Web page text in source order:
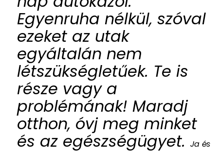
Egyenruha nélkül, szóval
ezeket az utak
egyáltalán nem
létszükségletűek. Te is
része vagy a
problémának! Maradj
otthon, óvj meg minket
és az egészségügyet. Ja és